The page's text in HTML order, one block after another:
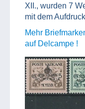
XII., wurden 7
mit dem
Mehr
auf Delcampe !